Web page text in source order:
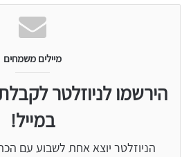
מיילים משמחים
הירשמו לניוזלטר
במייל!
הניוזלטר יוצא אחת לשבוע עם